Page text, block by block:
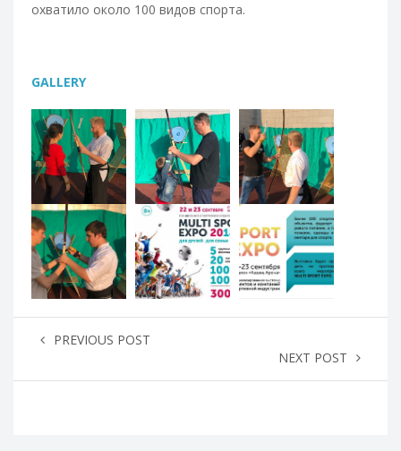
охватило около 100 видов спорта.
GALLERY
PREVIOUS POST
NEXT POST